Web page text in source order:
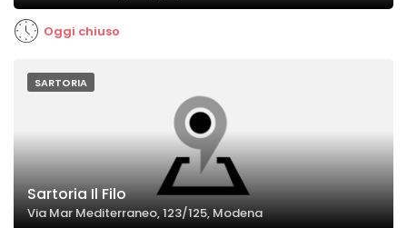
Oggi chiuso
SARTORIA
Sartoria Il Filo
Via Mar Mediterraneo, 123/125, Modena